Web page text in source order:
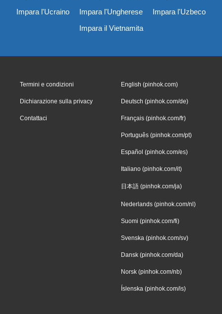
Impara l'Ucraino
Impara l'Ungherese
Impara l'Uzbeco
Impara il Vietnamita
Termini e condizioni
Dichiarazione sulla privacy
Contattaci
English (pinhok.com)
Deutsch (pinhok.com/de)
Français (pinhok.com/fr)
Português (pinhok.com/pt)
Español (pinhok.com/es)
Italiano (pinhok.com/it)
日本語 (pinhok.com/ja)
Nederlands (pinhok.com/nl)
Suomi (pinhok.com/fi)
Svenska (pinhok.com/sv)
Dansk (pinhok.com/da)
Norsk (pinhok.com/nb)
Íslenska (pinhok.com/is)